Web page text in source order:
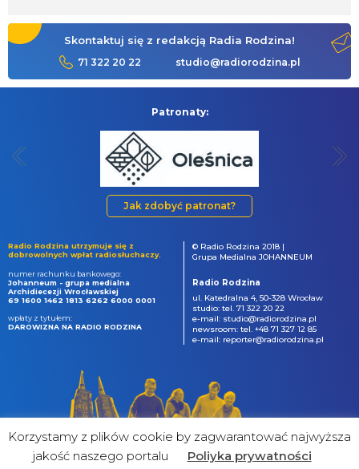
Skontaktuj się z redakcją Radia Rodzina!
71 322 20 22 studio@radiorodzina.pl
Patronaty:
Jak zdobyć patronat?
Radio Rodzina utrzymuje się z
dobrowolnych wpłat radiosłuchaczy.
numer rachunku bankowego:
Johanneum - grupa medialna
Archidiecezji Wrocławskiej
69 1600 1462 1813 6262 6000 0001
wpłaty z tytułem:
DAROWIZNA NA RADIO RODZINA
© Radio Rodzina 2018 |
Grupa Medialna JOHANNEUM
Radio Rodzina
ul. Katedralna 4, 50-328 Wrocław
studio: tel. 71 322 20 22
e-mail: studio@radiorodzina.pl
newsroom: tel. +48 71 327 12 85
e-mail: reporter@radiorodzina.pl
Korzystamy z plików cookie by zagwarantować najwyższa
jakość naszego portalu
Poliyka prywatności